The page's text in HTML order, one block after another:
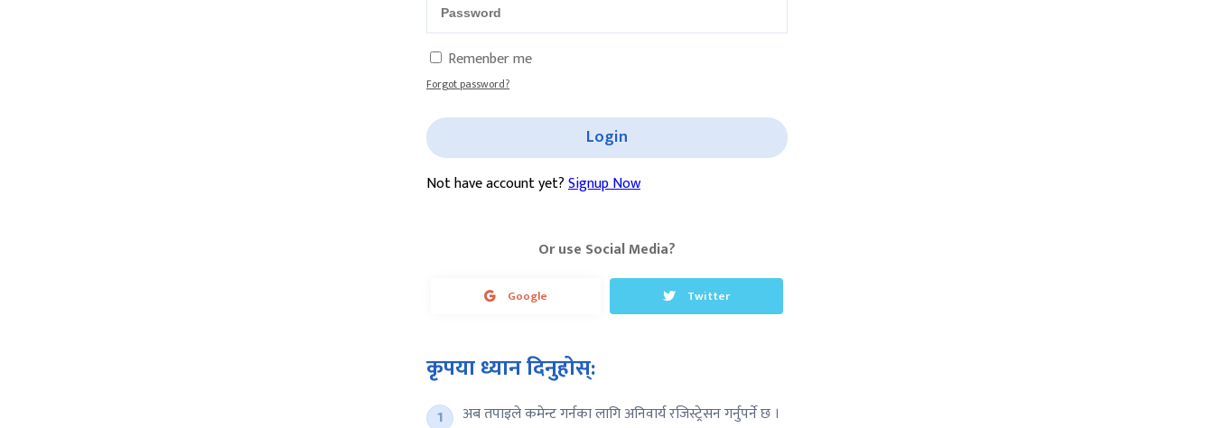
Remenber me
Forgot password?
Login
Not have account yet?Signup Now
Or use Social Media?
Google Twitter
कृपया ध्यान दिनुहोस्:
अब तपाइले कमेन्ट गर्नका लागि अनिवार्य रजिस्ट्रेसन गर्नुपर्ने छ ।